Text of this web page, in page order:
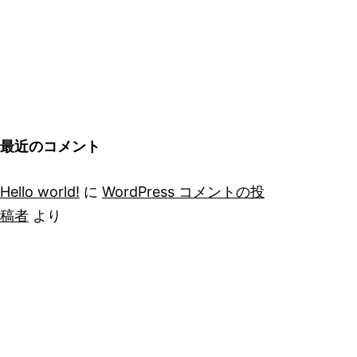
最近のコメント
Hello world! に WordPress コメントの投
稿者 より